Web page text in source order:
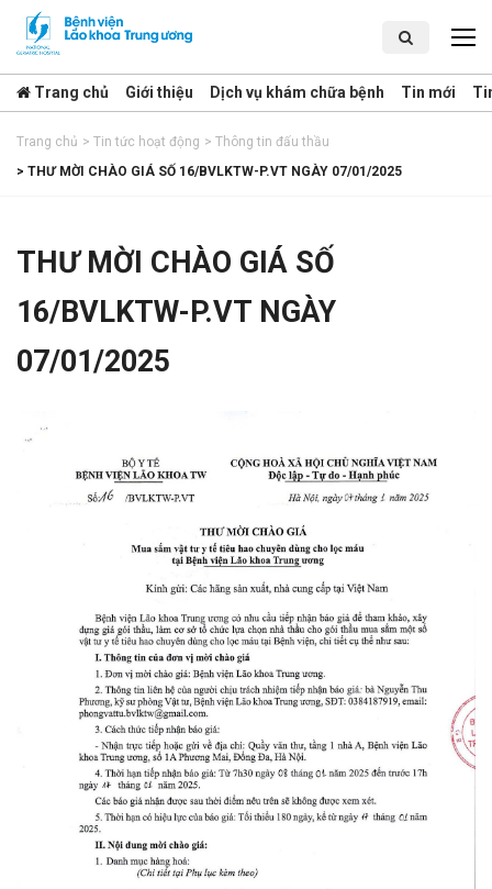
Trang chủ Giới thiệu Dịch vụ khám chữa bệnh Tin mới
Trang chủ > Tin tức hoạt động > Thông tin đấu thầu
> THƯ MỜI CHÀO GIÁ SỐ 16/BVLKTW-P.VT NGÀY 07/01/2025
THƯ MỜI CHÀO GIÁ SỐ
16/BVLKTW-P.VT NGÀY
07/01/2025